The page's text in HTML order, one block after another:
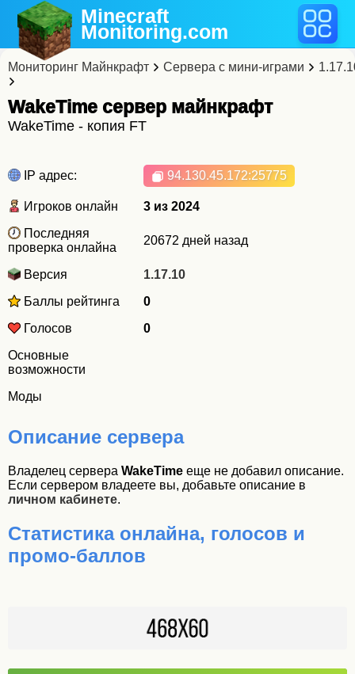
Minecraft
Monitoring.com
Мониторинг Майнкрафт Сервера с мини-играми
WakeTime cервер майнкрафт
WakeTime - копия FT
IP адрес: 94.130.45.172:25775
Игроков онлайн
3 из 2024
Последняя
проверка онлайна
20672 дней назад
Версия
1.17.10
Баллы рейтинга
0
Голосов
0
Основные
возможности
Моды
Описание сервера
Владелец сервера WakeTime еще не добавил описание.
Если сервером владеете вы, добавьте описание в
личном кабинете.
Статистика онлайна, голосов и
промо-баллов